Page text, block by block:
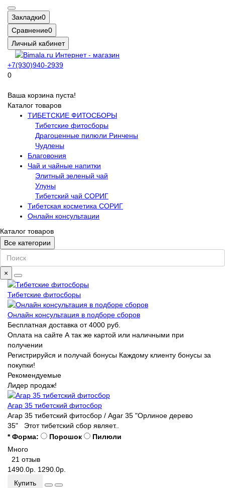
Закладки0
Сравнение0
Личный кабинет
+7(930)940-2939
0
Ваша корзина пуста!
Каталог товаров
ТИБЕТСКИЕ ФИТОСБОРЫ
Тибетские фитосборы
Драгоценные пилюли Ринчены
Чудлены
Благовония
Чай и чайные напитки
Элитный зеленый чай
Улуны
Тибетский чай СОРИГ
Тибетская косметика СОРИГ
Онлайн консультации
Каталог товаров
Все категории
×
Тибетские фитосборы
Онлайн консультация в подборе сборов
Бесплатная доставка от 4000 руб.
Оплата на сайте А так же картой или наличными при
получении
Регистрируйся и получай бонусы Каждому клиенту бонусы за
покупки!
Рекомендуемые
Лидер продаж!
Агар 35 тибетский фитосбор
Агар 35 тибетский фитосбор / Agar 35 "Орлиное дерево
35" Этот тибетский сбор являет..
* Форма:
Порошок
Пилюли
Много
21 отзыв
1490.0р. 1290.0р.
Купить